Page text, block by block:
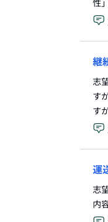
継
志
す
す
運
志
内